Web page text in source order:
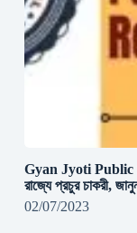
Gyan Jyoti Public
রাজ্যে প্রচুর চাকরী,
02/07/2023